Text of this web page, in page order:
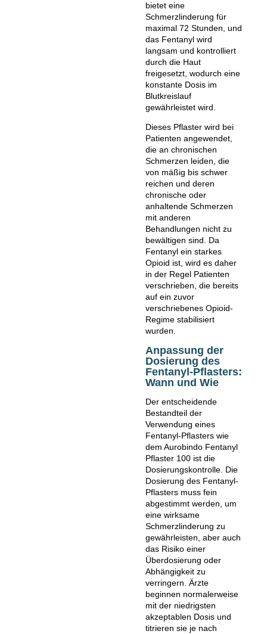
bietet eine
Schmerzlinderung für
maximal 72 Stunden, und
das Fentanyl wird
langsam und kontrolliert
durch die Haut
freigesetzt, wodurch eine
konstante Dosis im
Blutkreislauf
gewährleistet wird.
Dieses Pflaster wird bei
Patienten angewendet,
die an chronischen
Schmerzen leiden, die
von mäßig bis schwer
reichen und deren
chronische oder
anhaltende Schmerzen
mit anderen
Behandlungen nicht zu
bewältigen sind. Da
Fentanyl ein starkes
Opioid ist, wird es daher
in der Regel Patienten
verschrieben, die bereits
auf ein zuvor
verschriebenes Opioid-
Regime stabilisiert
wurden.
Anpassung der
Dosierung des
Fentanyl-Pflasters:
Wann und Wie
Der entscheidende
Bestandteil der
Verwendung eines
Fentanyl-Pflasters wie
dem Aurobindo Fentanyl
Pflaster 100 ist die
Dosierungskontrolle. Die
Dosierung des Fentanyl-
Pflasters muss fein
abgestimmt werden, um
eine wirksame
Schmerzlinderung zu
gewährleisten, aber auch
das Risiko einer
Überdosierung oder
Abhängigkeit zu
verringern. Ärzte
beginnen normalerweise
mit der niedrigsten
akzeptablen Dosis und
titrieren sie je nach